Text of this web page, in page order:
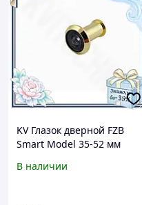
KV Глазок дверной FZB
Smart Model 35-52 мм
двери элемент
В наличии